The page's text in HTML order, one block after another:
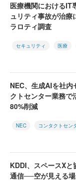
医療機関におけるIT
ュリティ事故が治
ラロティ調査
セキュリティ 医療
NEC、生成AIを社内
クトセンター業務
80%削減
NEC コンタクトセン
KDDI、スペースX
通信──空が見える